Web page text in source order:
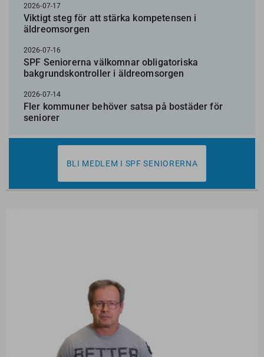
2026-07-17
Viktigt steg för att stärka kompetensen i
äldreomsorgen
2026-07-16
SPF Seniorerna välkomnar obligatoriska
bakgrundskontroller i äldreomsorgen
2026-07-14
Fler kommuner behöver satsa på bostäder för
seniorer
BLI MEDLEM I SPF SENIORERNA